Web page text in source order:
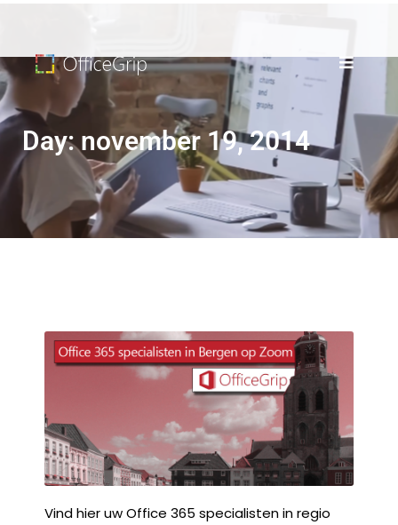
Day: november 19, 2014
Vind hier uw Office 365 specialisten in regio